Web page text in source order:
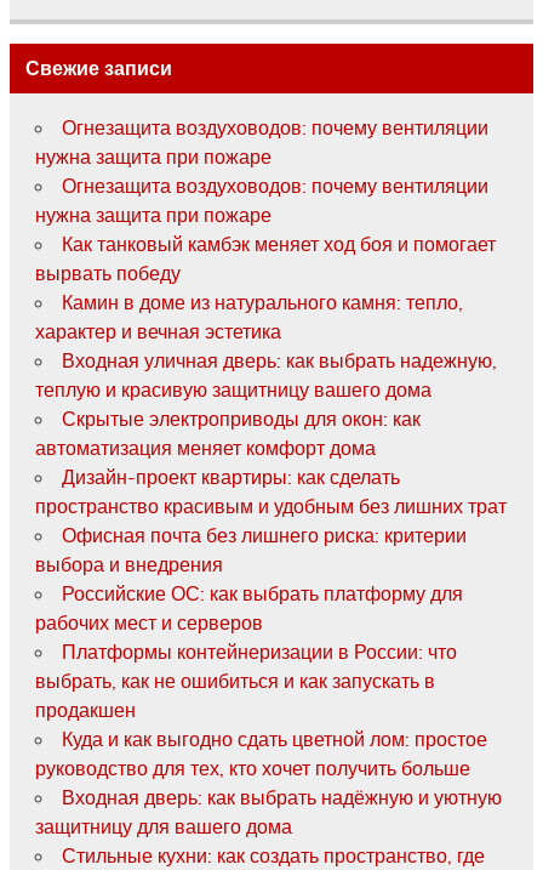
Свежие записи
Огнезащита воздуховодов: почему вентиляции
нужна защита при пожаре
Огнезащита воздуховодов: почему вентиляции
нужна защита при пожаре
Как танковый камбэк меняет ход боя и помогает
вырвать победу
Камин в доме из натурального камня: тепло,
характер и вечная эстетика
Входная уличная дверь: как выбрать надежную,
теплую и красивую защитницу вашего дома
Скрытые электроприводы для окон: как
автоматизация меняет комфорт дома
Дизайн-проект квартиры: как сделать
пространство красивым и удобным без лишних трат
Офисная почта без лишнего риска: критерии
выбора и внедрения
Российские ОС: как выбрать платформу для
рабочих мест и серверов
Платформы контейнеризации в России: что
выбрать, как не ошибиться и как запускать в
продакшен
Куда и как выгодно сдать цветной лом: простое
руководство для тех, кто хочет получить больше
Входная дверь: как выбрать надёжную и уютную
защитницу для вашего дома
Стильные кухни: как создать пространство, где